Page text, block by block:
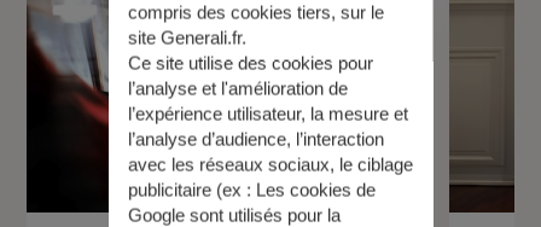
compris des cookies tiers, sur le
site Generali.fr.
Ce site utilise des cookies pour
l’analyse et l'amélioration de
l’expérience utilisateur, la mesure et
l’analyse d’audience, l’interaction
avec les réseaux sociaux, le ciblage
publicitaire (ex : Les cookies de
Google sont utilisés pour la